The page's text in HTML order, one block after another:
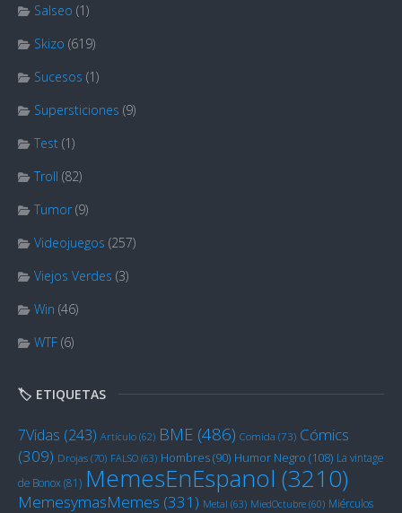
Salseo (1)
Skizo (619)
Sucesos (1)
Supersticiones (9)
Test (1)
Troll (82)
Tumor (9)
Videojuegos (257)
Viejos Verdes (3)
Win (46)
WTF (6)
🏷️ ETIQUETAS
7Vidas (243) Artículo (62) BME (486) Comida (73) Cómics
(309) Drojas (70) FALSO (63) Hombres(90) Humor Negro (108) La vintage
de Bonox(81) MemesEnEspanol (3210)
MemesymasMemes (331) Metal (63) MiedOctubre (60) Miérculos